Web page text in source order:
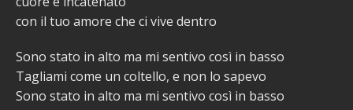
con il tuo amore che ci vive dentro
Sono stato in alto ma mi sentivo così in basso
Tagliami come un coltello, e non lo sapevo
Sono stato in alto ma mi sentivo così in basso